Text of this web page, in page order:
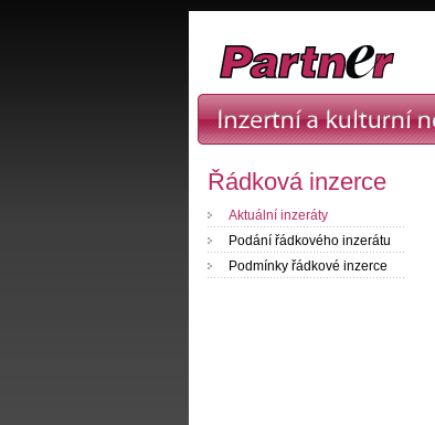
Řádková inzerce
Aktuální inzeráty
Podání řádkového inzerátu
Podmínky řádkové inzerce